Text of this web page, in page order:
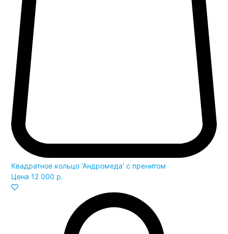
Квадратное кольцо 'Андромеда' с пренитом
Цена 12 000 р.